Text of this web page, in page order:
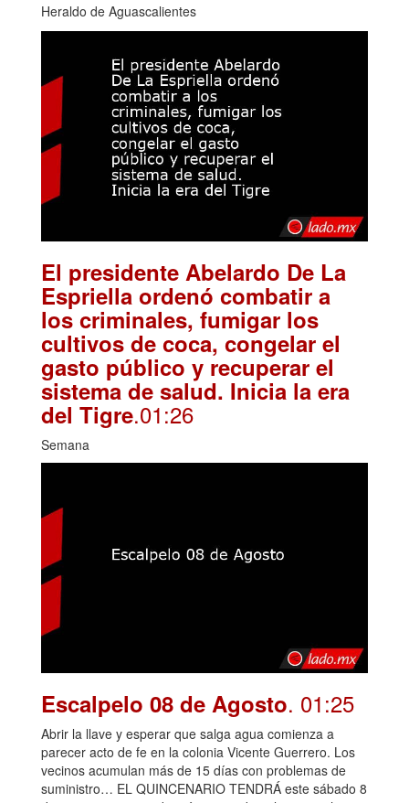
Heraldo de Aguascalientes
El presidente Abelardo De La
Espriella ordenó combatir a
los criminales, fumigar los
cultivos de coca, congelar el
gasto público y recuperar el
sistema de salud. Inicia la era
del Tigre.01:26
Semana
Escalpelo 08 de Agosto. 01:25
Abrir la llave y esperar que salga agua comienza a
parecer acto de fe en la colonia Vicente Guerrero. Los
vecinos acumulan más de 15 días con problemas de
suministro… EL QUINCENARIO TENDRÁ este sábado 8